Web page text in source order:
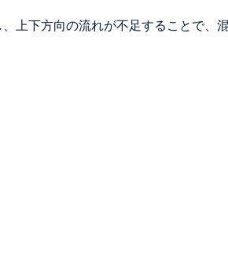
上下方向の流れが不足することで、